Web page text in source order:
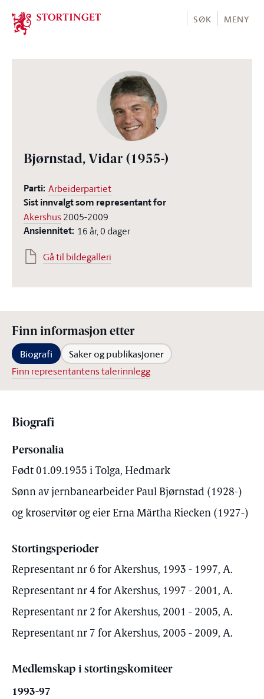
Stortinget.no
SØK MENY
Bjørnstad, Vidar (1955-)
Parti: Arbeiderpartiet
Sist innvalgt som representant for
Akershus2005-2009
Ansiennitet: 16 år, 0 dager
Gå til bildegalleri
Finn informasjon etter
Biografi Saker og publikasjoner
Finn representantens talerinnlegg
Biografi
Personalia
Født 01.09.1955 i Tolga, Hedmark
Sønn av jernbanearbeider Paul Bjørnstad (1928-)
og kroservitør og eier Erna Märtha Riecken (1927-)
Stortingsperioder
Representant nr 6 for Akershus, 1993 - 1997, A.
Representant nr 4 for Akershus, 1997 - 2001, A.
Representant nr 2 for Akershus, 2001 - 2005, A.
Representant nr 7 for Akershus, 2005 - 2009, A.
Medlemskap i stortingskomiteer
1993-97